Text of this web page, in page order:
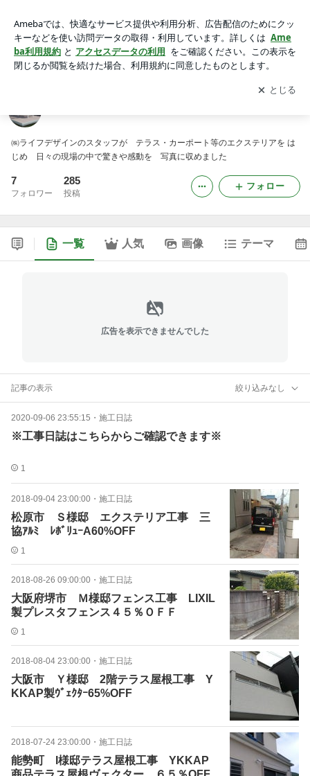
アプリをダウンロードして ブログの更新通知
を受け取りまし
ょう。
開く
㈱ライフデザインのスタッフが テラス・カーポート等のエクステリアを は
じめ 日々の現場の中で驚きや感動を 写真に収めました
7
フォロワー
285
投稿
フォロー
一覧 人気 画像 テーマ
広告を表示できませんでした
記事の表示 絞り込みなし
2020-09-06 23:55:15 ・ 施工日誌
※工事日誌はこちらからご確認できます※
1
2018-09-04 23:00:00 ・ 施工日誌
松原市 Ｓ様邸 エクステリア工事 三
協ｱﾙﾐ ﾚﾎﾞﾘｭｰA60%OFF
1
2018-08-26 09:00:00 ・ 施工日誌
大阪府堺市 Ｍ様邸フェンス工事 LIXIL
製プレスタフェンス４５％ＯＦＦ
1
2018-08-04 23:00:00 ・ 施工日誌
大阪市 Ｙ様邸 2階テラス屋根工事 Y
KKAP製ｳﾞｪｸﾀｰ65%OFF
2018-07-24 23:00:00 ・ 施工日誌
能勢町 I様邸テラス屋根工事 YKKAP